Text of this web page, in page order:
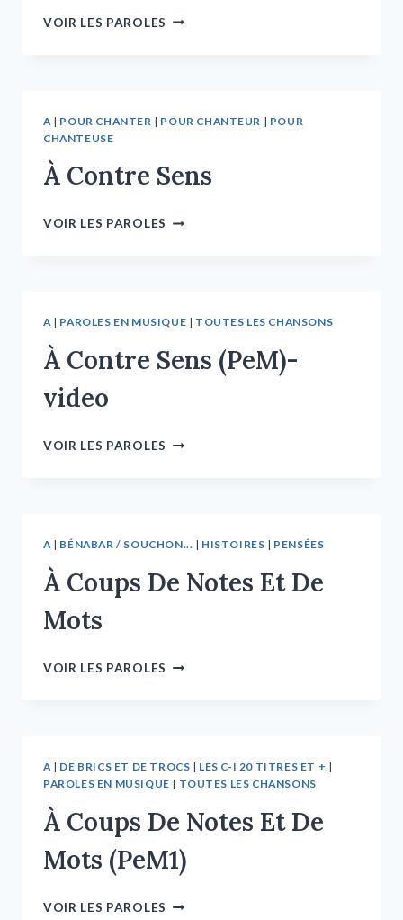
VOIR LES PAROLES
A | POUR CHANTER | POUR CHANTEUR | POUR
CHANTEUSE
À Contre Sens
VOIR LES PAROLES
A| PAROLES EN MUSIQUE | TOUTES LES CHANSONS
À Contre Sens (PeM)-
video
VOIR LES PAROLES
A| BÉNABAR / SOUCHON... | HISTOIRES | PENSÉES
À Coups De Notes Et De
Mots
VOIR LES PAROLES
A| DE BRICS ET DE TROCS | LES C-I 20 TITRES ET + |
PAROLES EN MUSIQUE | TOUTES LES CHANSONS
À Coups De Notes Et De
Mots (PeM1)
VOIR LES PAROLES